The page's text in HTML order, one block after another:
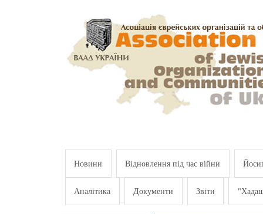
Новини Відновлення під час війни
Аналітика Документи Звіти